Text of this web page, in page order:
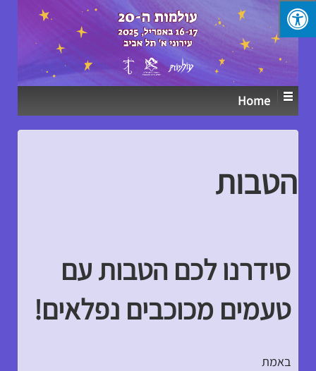
Home
הטבות
סידרנו לכם הטבות עם
טעמים מכוכבים נפלאים!
באמת